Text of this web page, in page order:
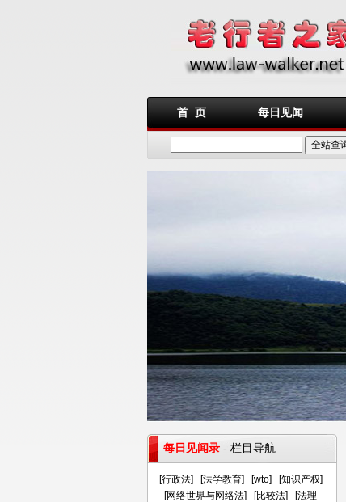
首 页 每日见闻
每日见闻录 - 栏目导航
[行政法] [法学教育] [wto] [知识产权]
[网络世界与网络法] [比较法] [法理